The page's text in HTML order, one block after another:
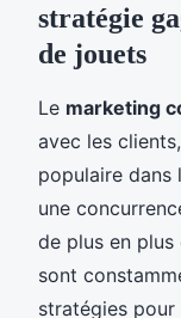
stratégie
de jouets
Le marketing
avec les
populaire dans
une
de plus en
sont
stratégies pour